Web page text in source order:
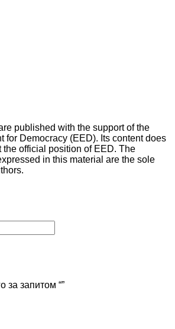
published with the support of the
for Democracy (EED). Its content does
the official position of EED. The
in this material are the sole
за запитом “”